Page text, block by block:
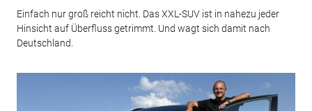
Einfach nur groß reicht nicht. Das XXL-SUV ist in nahezu jeder
Hinsicht auf Überfluss getrimmt. Und wagt sich damit nach
Deutschland.